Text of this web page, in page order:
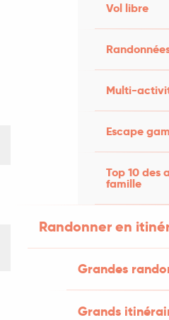
Vol libre
Multi-
Escape
Top 10 des
famille
Randonner en
Grandes
Grands